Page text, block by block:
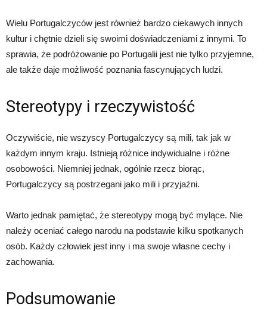
Wielu Portugalczyców jest również bardzo ciekawych innych
kultur i chętnie dzieli się swoimi doświadczeniami z innymi. To
sprawia, że podróżowanie po Portugalii jest nie tylko przyjemne,
ale także daje możliwość poznania fascynujących ludzi.
Stereotypy i rzeczywistość
Oczywiście, nie wszyscy Portugalczycy są mili, tak jak w
każdym innym kraju. Istnieją różnice indywidualne i różne
osobowości. Niemniej jednak, ogólnie rzecz biorąc,
Portugalczycy są postrzegani jako mili i przyjaźni.
Warto jednak pamiętać, że stereotypy mogą być mylące. Nie
należy oceniać całego narodu na podstawie kilku spotkanych
osób. Każdy człowiek jest inny i ma swoje własne cechy i
zachowania.
Podsumowanie